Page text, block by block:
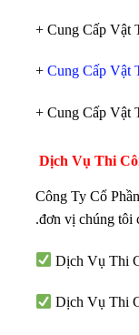
+ Cung Cấp Vật
+ Cung Cấp Vật
+ Cung Cấp Vật
Dịch Vụ Thi
Công Ty Cổ
.đơn vị chúng tôi
Dịch Vụ Thi
Dịch Vụ Thi